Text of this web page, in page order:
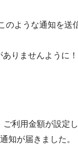
のような通知を
りませんように！
ご利用金額が設定
知が届きました。